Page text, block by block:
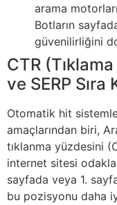
arama
Botların
güvenilirliğini
CTR
ve SERP Sıra
Otomatik hit
amaçlarından biri,
tıklanma yüzdesini
internet sitesi
sayfada veya 1.
bu pozisyonu daha